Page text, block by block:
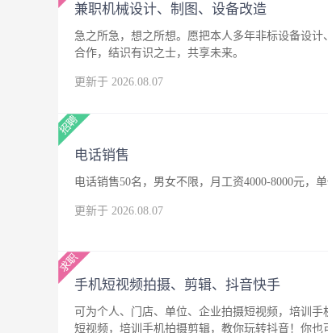
兼职机械设计、制图、设备改造
急之所急，想之所想。愿把本人多年非标设备设
合作，结识有识之士，共享未来。
更新于 2026.08.07
电话销售
电话销售50名，男女不限，月工资4000-8000元，
更新于 2026.08.07
手机短视频拍摄、剪辑、抖音快手
可为个人、门店、单位、企业拍摄短视频，培训
短视频，培训手机拍摄剪辑，教你玩转抖音！你也